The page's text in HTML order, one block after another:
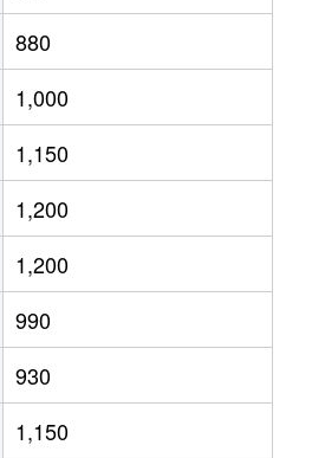
1,300万円
1,500万円
2,000万円
590万円
890万円
2,500万円
1,600万円
2,600万円
880
1,000
1,150
1,200
1,200
990
930
1,150